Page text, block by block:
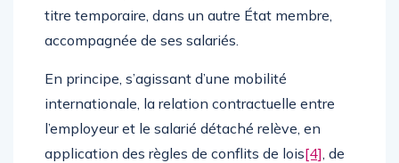
titre temporaire, dans un autre État membre,
accompagnée de ses salariés.
En principe, s’agissant d’une mobilité
internationale, la relation contractuelle entre
l’employeur et le salarié détaché relève, en
application des règles de conflits de lois[4], de